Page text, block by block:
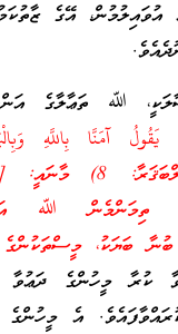
އޭގެ
ﷲ ތަޢާލާގެ
آمَنَّا بِاللَّهِ
بِمُؤْمِنِينَ)
ތިމަންމެން ﷲ
ބަޔަކު،
ކުރާ މީހުންގެ
އެ މީހުންގެ